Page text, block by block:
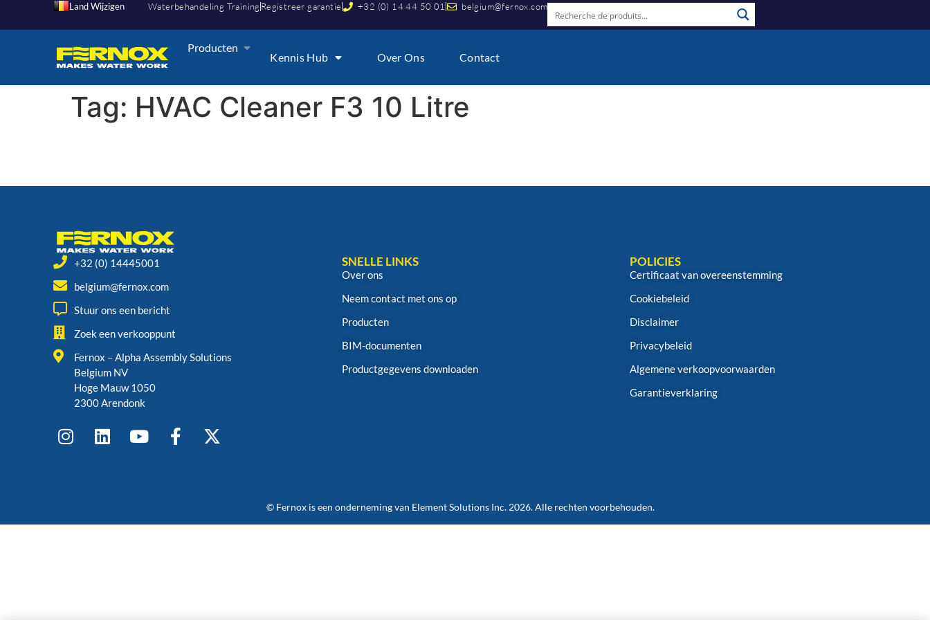
Land Wijzigen Waterbehandeling Training Registreer garantie +32 (0) 14 44 50 01 belgium@fernox.com
Producten
Kennis Hub Over Ons Contact
Tag: HVAC Cleaner F3 10 Litre
+32 (0) 14445001
belgium@fernox.com
Stuur ons een bericht
Zoek een verkooppunt
Fernox – Alpha Assembly Solutions
Belgium NV
Hoge Mauw 1050
2300 Arendonk
SNELLE LINKS
Over ons
Neem contact met ons op
Producten
BIM-documenten
Productgegevens downloaden
POLICIES
Certificaat van overeenstemming
Cookiebeleid
Disclaimer
Privacybeleid
Algemene verkoopvoorwaarden
Garantieverklaring
© Fernox is een onderneming van Element Solutions Inc. 2026. Alle rechten voorbehouden.